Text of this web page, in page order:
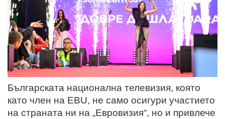
Българската национална телевизия, която
като член на EBU, не само осигури участието
на страната ни на „Евровизия“, но и привлече